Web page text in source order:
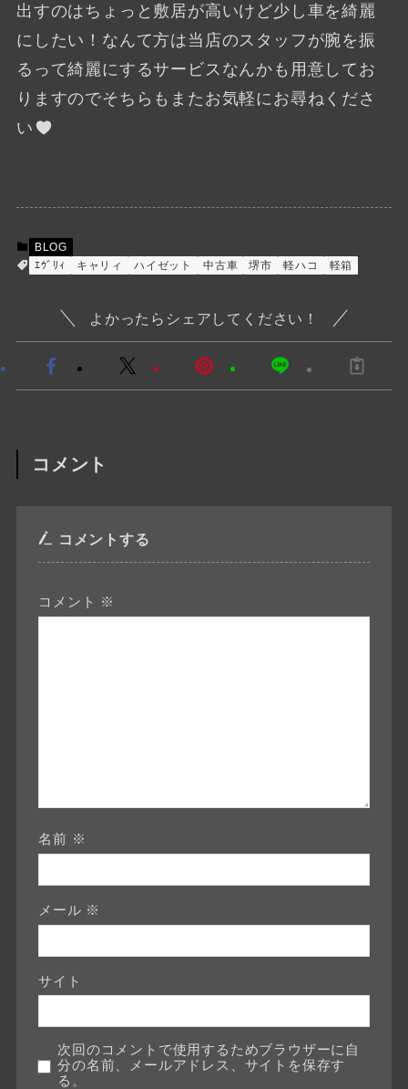
出すのはちょっと敷居が高いけど少し車を綺麗
にしたい！なんて方は当店のスタッフが腕を振
るって綺麗にするサービスなんかも用意してお
りますのでそちらもまたお気軽にお尋ねくださ
い
BLOG
ｴｳﾞﾘｨ
キャリィ ハイゼット 中古車 堺市 軽ハコ 軽箱
よかったらシェアしてください！
コメント
コメントする
コメント ※
名前 ※
メール ※
サイト
次回のコメントで使用するためブラウザーに自
分の名前、メールアドレス、サイトを保存す
る。